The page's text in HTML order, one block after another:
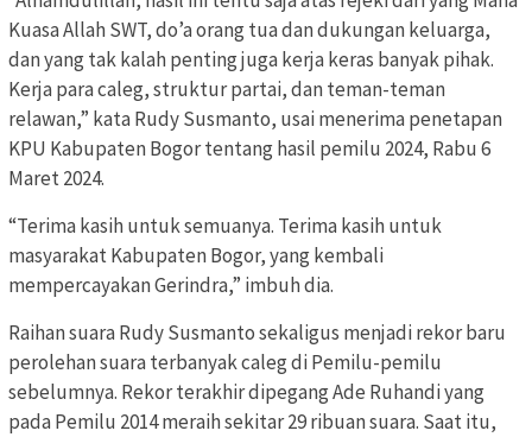
Kuasa Allah SWT, do’a orang tua dan dukungan keluarga,
dan yang tak kalah penting juga kerja keras banyak pihak.
Kerja para caleg, struktur partai, dan teman-teman
relawan,” kata Rudy Susmanto, usai menerima penetapan
KPU Kabupaten Bogor tentang hasil pemilu 2024, Rabu 6
Maret 2024.
“Terima kasih untuk semuanya. Terima kasih untuk
masyarakat Kabupaten Bogor, yang kembali
mempercayakan Gerindra,” imbuh dia.
Raihan suara Rudy Susmanto sekaligus menjadi rekor baru
perolehan suara terbanyak caleg di Pemilu-pemilu
sebelumnya. Rekor terakhir dipegang Ade Ruhandi yang
pada Pemilu 2014 meraih sekitar 29 ribuan suara. Saat itu,